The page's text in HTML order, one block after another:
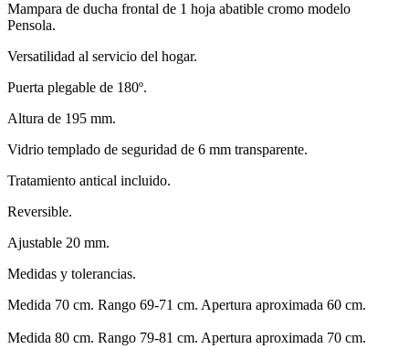
Mampara de ducha frontal de 1 hoja abatible cromo modelo
Pensola.
Versatilidad al servicio del hogar.
Puerta plegable de 180º.
Altura de 195 mm.
Vidrio templado de seguridad de 6 mm transparente.
Tratamiento antical incluido.
Reversible.
Ajustable 20 mm.
Medidas y tolerancias.
Medida 70 cm. Rango 69-71 cm. Apertura aproximada 60 cm.
Medida 80 cm. Rango 79-81 cm. Apertura aproximada 70 cm.